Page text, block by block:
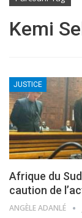
Kemi
JUSTICE
Afrique du
caution de
ANGÈLE ADANLÉ